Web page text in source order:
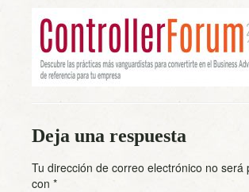
Deja una respuesta
Tu dirección de correo electrónico no será
con *